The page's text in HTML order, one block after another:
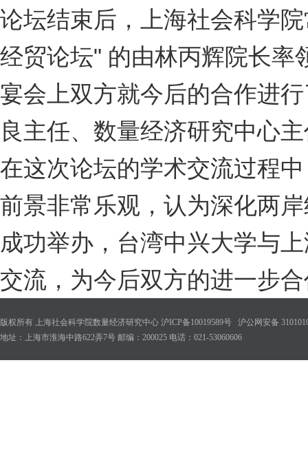
论坛结束后，上海社会科学
经贸论坛" 的由林丙辉院长率
宴会上双方就今后的合作进
良主任、数量经济研究中心
在这次论坛的学术交流过程
前景非常乐观，认为深化两
成功举办，台湾中兴大学与
交流，为今后双方的进一步
版权所有 上海社会科学院数量经济研究中心 沪ICP备10019589号 沪公网安备
地址：上海市淮海中路622弄7号 邮编：200025 电话：021-53060606